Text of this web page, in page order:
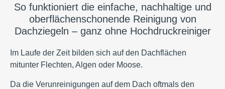
So funktioniert die einfache, nachhaltige und
oberflächenschonende Reinigung von
Dachziegeln – ganz ohne Hochdruckreiniger
Im Laufe der Zeit bilden sich auf den Dachflächen
mitunter Flechten, Algen oder Moose.
Da die Verunreinigungen auf dem Dach oftmals den